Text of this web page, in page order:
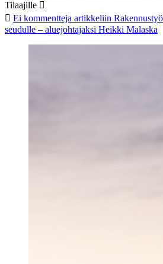
Tilaajille
Ei kommentteja artikkeliin
seudulle – aluejohtajaksi Heikki Malaska